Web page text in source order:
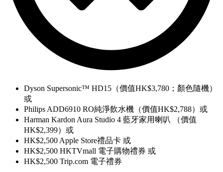
Dyson Supersonic™ HD15（價值HK$3,780；顏色隨機）
或
Philips ADD6910 RO純淨飲水機（價值HK$2,788）或
Harman Kardon Aura Studio 4 藍牙家用喇叭 （價值
HK$2,399）或
HK$2,500 Apple Store禮品卡 或
HK$2,500 HKTVmall 電子購物禮券 或
HK$2,500 Trip.com 電子禮券